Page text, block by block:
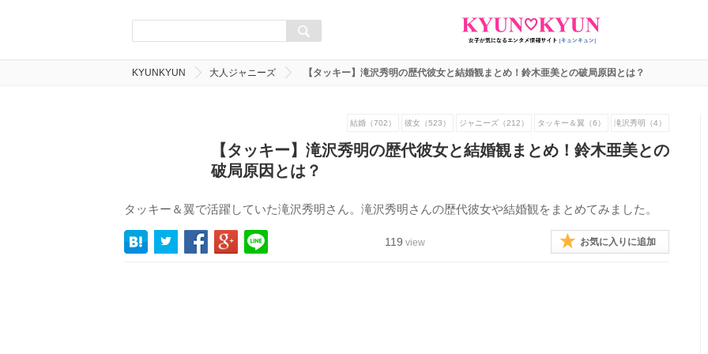
KYUNKYUN 大人ジャニーズ 【タッキー】滝沢秀明の歴代彼女と結婚観まとめ！鈴木亜美との破局原因とは？
結婚（702） 彼女（523） ジャニーズ（212） タッキー＆翼（6） 滝沢秀明（4）
【タッキー】滝沢秀明の歴代彼女と結婚観まとめ！鈴木亜美との
破局原因とは？
タッキー＆翼で活躍していた滝沢秀明さん。滝沢秀明さんの歴代彼女や結婚観をまとめてみました。
119 view お気に入りに追加